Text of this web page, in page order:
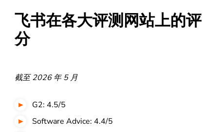
飞书在各大评测网站上的评
分
截至 2026 年 5 月
G2: 4.5/5
Software Advice: 4.4/5